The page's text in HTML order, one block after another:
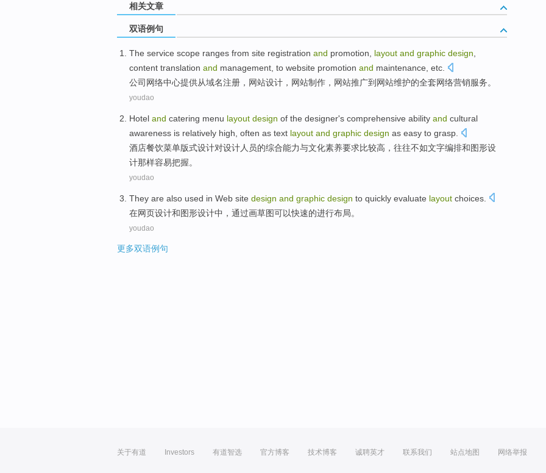
相关文章
双语例句
The service scope ranges from site registration and promotion layout and graphic design
content translation and management, to website promotion and maintenance, etc.
公司 网络中心提供从域名注册 ， 网站设计 ，网站制作， 网站推广到 网站维护的全套网络营销服务。
youdao
Hotel and catering menu layout design of the designer's comprehensive ability and cultural
awareness is relatively high often as text layout and graphic design as easy to grasp
酒店餐饮菜单版式设计对设计人员的综合能力与文化素养要求比较高 ， 往往不如文字编排和图形设
计那样容易把握。
youdao
They are also used in Web site design and graphic design to quickly evaluate layout choices
在网页设计和图形设计中，通过画草图可以快速的进行布局。
youdao
更多双语例句
关于有道 Investors 有道智选 官方博客 技术博客 诚聘英才 联系我们 站点地图 网络举报